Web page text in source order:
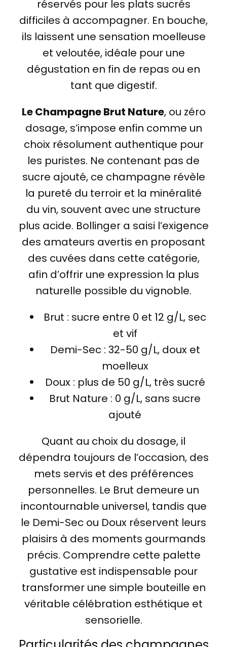
réservés pour les plats sucrés
difficiles à accompagner. En bouche,
ils laissent une sensation moelleuse
et veloutée, idéale pour une
dégustation en fin de repas ou en
tant que digestif.
Le Champagne Brut Nature, ou zéro
dosage, s’impose enfin comme un
choix résolument authentique pour
les puristes. Ne contenant pas de
sucre ajouté, ce champagne révèle
la pureté du terroir et la minéralité
du vin, souvent avec une structure
plus acide. Bollinger a saisi l’exigence
des amateurs avertis en proposant
des cuvées dans cette catégorie,
afin d’offrir une expression la plus
naturelle possible du vignoble.
Brut : sucre entre 0 et 12 g/L, sec
et vif
Demi-Sec : 32-50 g/L, doux et
moelleux
Doux : plus de 50 g/L, très sucré
Brut Nature : 0 g/L, sans sucre
ajouté
Quant au choix du dosage, il
dépendra toujours de l’occasion, des
mets servis et des préférences
personnelles. Le Brut demeure un
incontournable universel, tandis que
le Demi-Sec ou Doux réservent leurs
plaisirs à des moments gourmands
précis. Comprendre cette palette
gustative est indispensable pour
transformer une simple bouteille en
véritable célébration esthétique et
sensorielle.